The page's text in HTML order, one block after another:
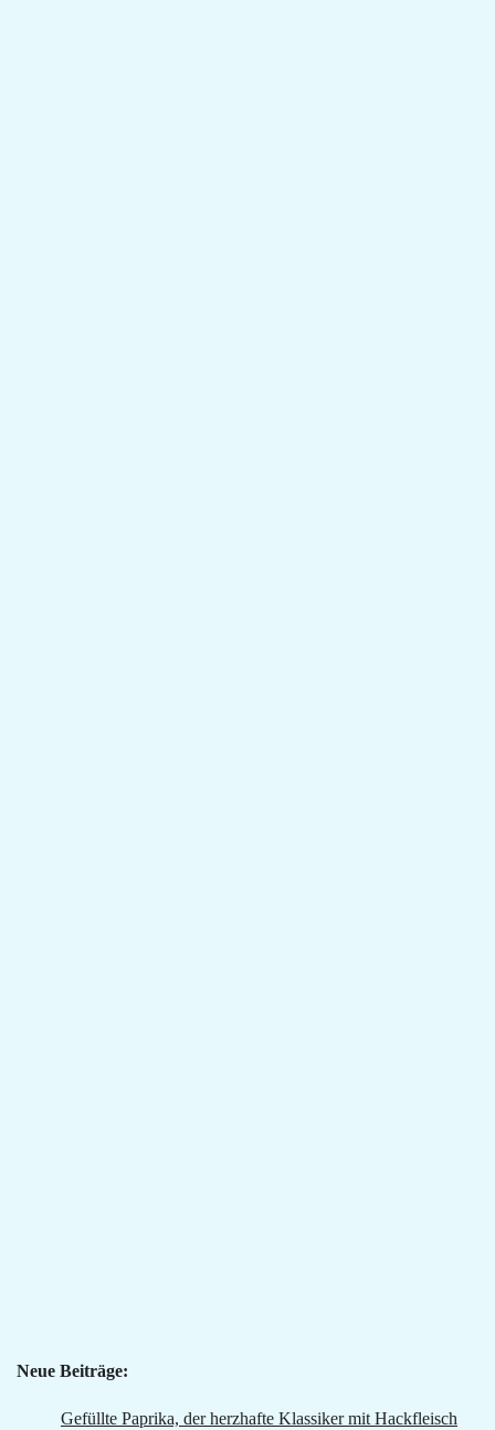
Neue Beiträge:
Gefüllte Paprika, der herzhafte Klassiker mit Hackfleisch